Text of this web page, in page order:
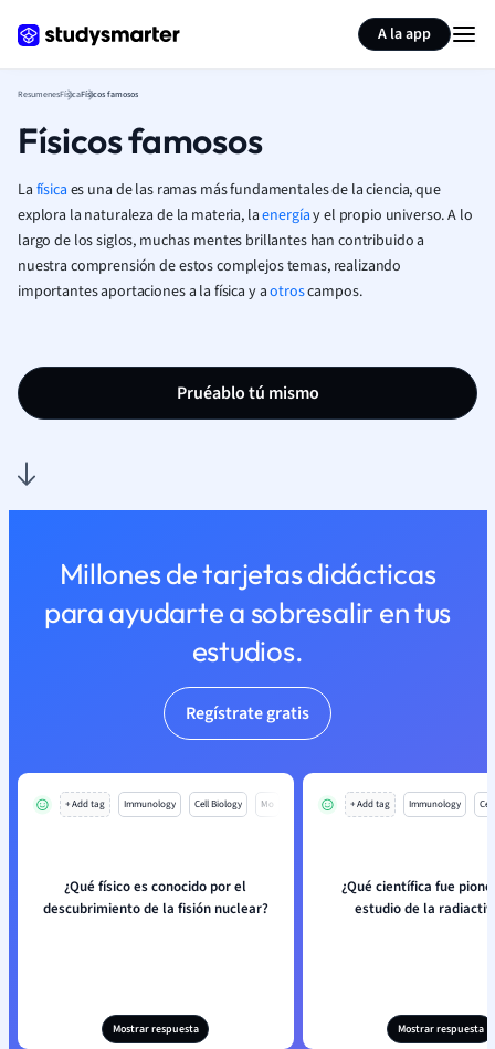
A la app
ResumenesFísicaFísicos famosos
Físicos famosos
La física es una de las ramas más fundamentales de la ciencia, que
explora la naturaleza de la materia, laenergíay el propio universo. A lo
largo de los siglos, muchas mentes brillantes han contribuido a
nuestra comprensión de estos complejos temas, realizando
importantes aportaciones a la física y aotroscampos.
Pruéablo tú mismo
Millones de tarjetas didácticas
para ayudarte a sobresalir en tus
estudios.
Regístrate gratis
+ Add tag Immunology Cell Biology Mo
¿Qué físico es conocido por el
descubrimiento de la fisión nuclear?
Mostrar respuesta
+ Add tag Immunology
¿Qué científica fue
estudio de la
Mostrar respuesta
Resumir página